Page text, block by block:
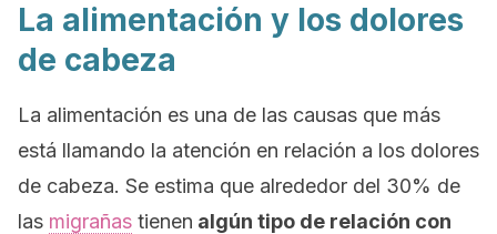
La alimentación y los dolores
de cabeza
La alimentación es una de las causas que más
está llamando la atención en relación a los dolores
de cabeza. Se estima que alrededor del 30% de
las migrañas tienen algún tipo de relación con